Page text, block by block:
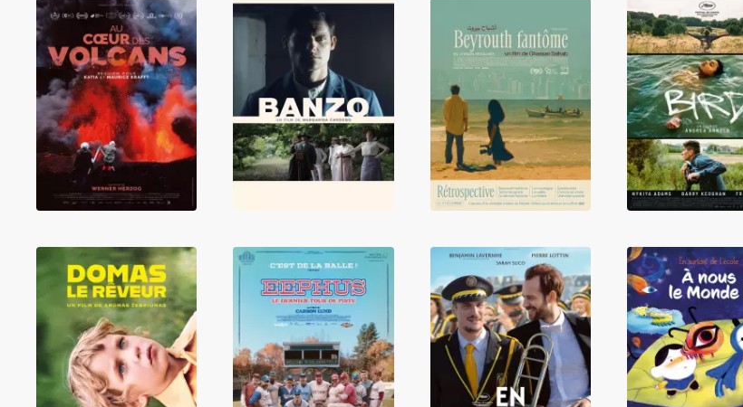
Au cœur des
volcans :
Requiem pour
Katia et Maurice
Krafft
Banzo
Beyrouth
fantôme
Bird
Domas le rêveur
Eephus, le
dernier tour de
piste
En fanfare
En sortant
l'école